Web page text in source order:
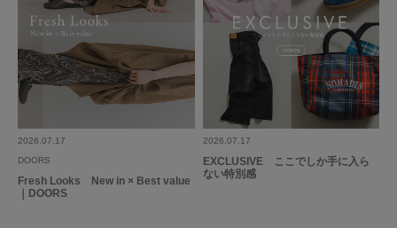
2026.07.17
DOORS
Fresh Looks New in × Best value
｜DOORS
2026.07.17
EXCLUSIVE ここでしか手に入ら
ない特別感